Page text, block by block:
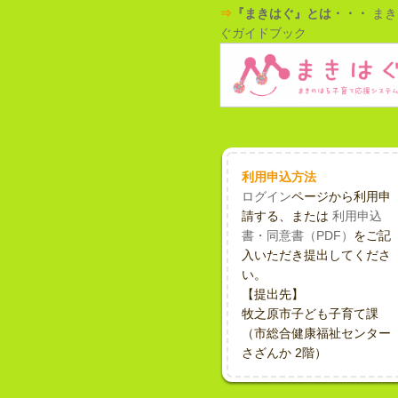
⇒ 『まきはぐ』とは・・・
ま
ぐガイドブック
利用申込方法
ログインページから利用申
請する、または 利用申込
書・同意書（PDF） をご記
入いただき提出してくださ
い。
【提出先】
牧之原市子ども子育て課
（市総合健康福祉センター
さざんか 2階）